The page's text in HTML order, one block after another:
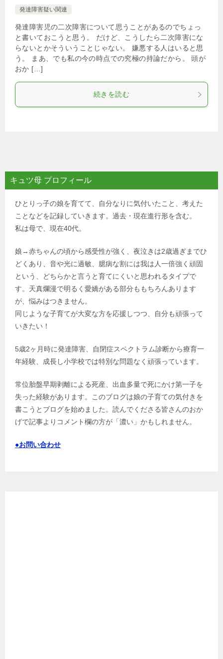
発達障害疑い関連
発達障害児の二次障害について思うことがあるのでちょっ
と書いておこうと思う。 だけど、こうしたら二次障害にな
らないとかそういうことじゃない。 嫌悪する人はいると思
う。 まあ、でも私の今の時点での究極の持論だから。 頭が
おか […]
続きを読む
キュツ母 プロフィール
ひとりっ子の娘を育てて、自分なりに気付いたこと、考えた
ことなどを記録していきます。過去・現在進行形を含む。
私は母で、現在40代。
娘→赤ちゃんの頃から感受性が強く、夜泣きは2歳過ぎまでひ
どくあり、音や光に過敏、臆病な割には我は人一倍強く頑固
という、どちらかと言うと育てにくいと思われるタイプで
す。天真爛漫で明るく愛嬌がある部分ももちろんあります
が、悩みはつきません。
同じような子育てが大変な方を応援しつつ、自分も頑張って
いきたい！
5歳2ヶ月時に発達障害、自閉症スペクトラム診断から療育一
年経験、成長し小学校では特別な問題なく頑張っています。
常位胎盤早期剥離による死産、出血多量で死にかけ第一子を
失った経験があります。このブログは娘の子育ての気付きを
書こうとブログを始めました。読んでくださる皆さんのおか
げで記事よりコメント欄の方が「濃い」かもしれません。
●お問い合わせ